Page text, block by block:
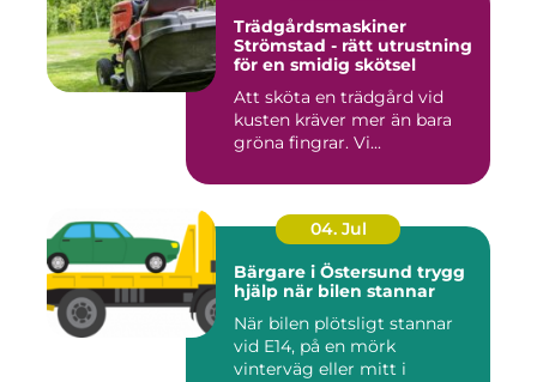
Trädgårdsmaskiner
Strömstad - rätt utrustning
för en smidig skötsel
Att sköta en trädgård vid
kusten kräver mer än bara
gröna fingrar. Vi...
04. Jul
Bärgare i Östersund trygg
hjälp när bilen stannar
När bilen plötsligt stannar
vid E14, på en mörk
vinterväg eller mitt i